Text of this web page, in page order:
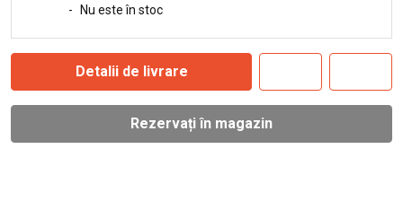
-
Nu este în stoc
Detalii de livrare
Rezervați în magazin